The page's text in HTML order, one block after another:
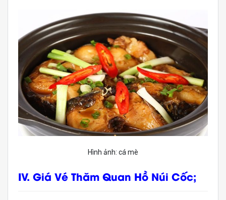
Hình ảnh: cá mè
IV. Giá Vé Thăm Quan Hồ Núi Cốc;